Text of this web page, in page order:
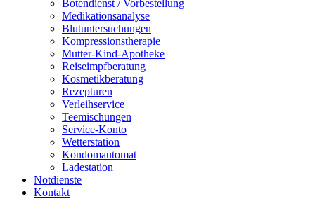
Botendienst / Vorbestellung
Medikationsanalyse
Blutuntersuchungen
Kompressionstherapie
Mutter-Kind-Apotheke
Reiseimpfberatung
Kosmetikberatung
Rezepturen
Verleihservice
Teemischungen
Service-Konto
Wetterstation
Kondomautomat
Ladestation
Notdienste
Kontakt